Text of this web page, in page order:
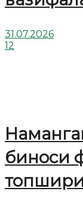
31.07.2026
12
биноси